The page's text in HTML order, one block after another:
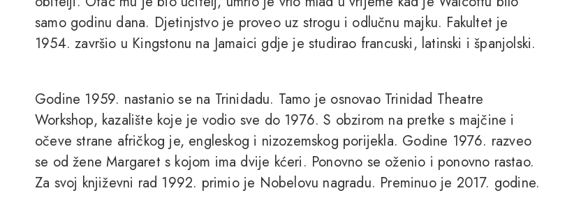
samo godinu dana. Djetinjstvo je proveo uz strogu i odlučnu majku. Fakultet je
1954. završio u Kingstonu na Jamaici gdje je studirao francuski, latinski i španjolski.
Godine 1959. nastanio se na Trinidadu. Tamo je osnovao Trinidad Theatre
Workshop, kazalište koje je vodio sve do 1976. S obzirom na pretke s majčine i
očeve strane afričkog je, engleskog i nizozemskog porijekla. Godine 1976. razveo
se od žene Margaret s kojom ima dvije kćeri. Ponovno se oženio i ponovno rastao.
Za svoj književni rad 1992. primio je Nobelovu nagradu. Preminuo je 2017. godine.